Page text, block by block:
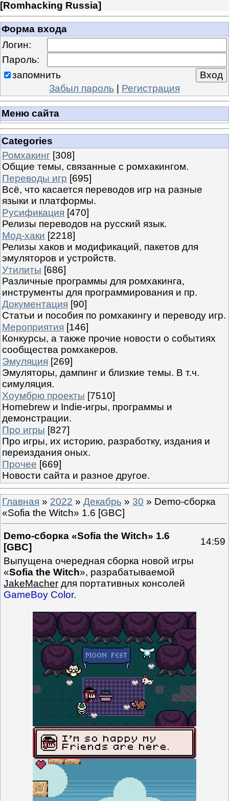
[Romhacking Russia]
Форма входа
Логин:
Пароль:
запомнить
Забыл пароль | Регистрация
Меню сайта
Categories
Ромхакинг [308]
Общие темы, связанные с ромхакингом.
Переводы игр [695]
Всё, что касается переводов игр на разные
языки и платформы.
Русификация [470]
Релизы переводов на русский язык.
Мод-хаки [2218]
Релизы хаков и модификаций, пакетов для
эмуляторов и устройств.
Утилиты [686]
Различные программы для ромхакинга,
инструменты для программирования и пр.
Документация [90]
Статьи и пособия по ромхакингу и переводу игр.
Мероприятия [146]
Конкурсы, а также прочие новости о событиях
сообщества ромхакеров.
Эмуляция [269]
Эмуляторы, дампинг и близкие темы. В т.ч.
симуляция.
Хоумбрю проекты [7510]
Homebrew и Indie-игры, программы и
демонстрации.
Про игры [827]
Про игры, их историю, разработку, издания и
переиздания оных.
Прочее [669]
Новости сайта и разное другое.
Главная » 2022 » Декабрь » 30 » Demo-сборка
«Sofia the Witch» 1.6 [GBC]
Demo-сборка «Sofia the Witch» 1.6
[GBC]
14:59
Выпущена очередная сборка новой игры
«Sofia the Witch», разрабатываемой
JakeMacher для портативных консолей
GameBoy Color.